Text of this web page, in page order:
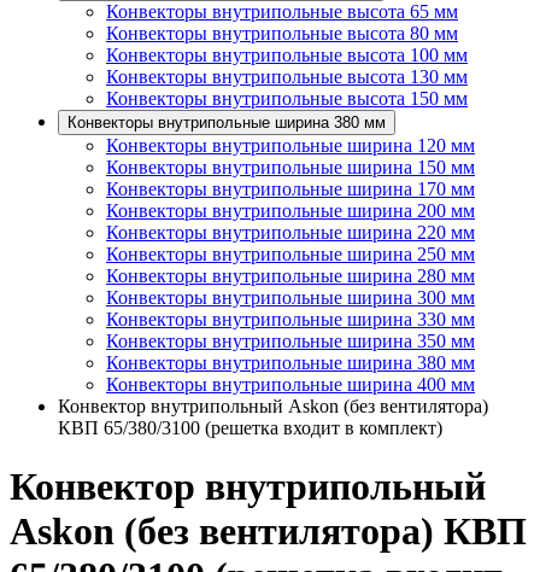
Конвекторы внутрипольные высота 65 мм
Конвекторы внутрипольные высота 80 мм
Конвекторы внутрипольные высота 100 мм
Конвекторы внутрипольные высота 130 мм
Конвекторы внутрипольные высота 150 мм
Конвекторы внутрипольные ширина 380 мм
Конвекторы внутрипольные ширина 120 мм
Конвекторы внутрипольные ширина 150 мм
Конвекторы внутрипольные ширина 170 мм
Конвекторы внутрипольные ширина 200 мм
Конвекторы внутрипольные ширина 220 мм
Конвекторы внутрипольные ширина 250 мм
Конвекторы внутрипольные ширина 280 мм
Конвекторы внутрипольные ширина 300 мм
Конвекторы внутрипольные ширина 330 мм
Конвекторы внутрипольные ширина 350 мм
Конвекторы внутрипольные ширина 380 мм
Конвекторы внутрипольные ширина 400 мм
Конвектор внутрипольный Askon (без вентилятора)
КВП 65/380/3100 (решетка входит в комплект)
Конвектор внутрипольный
Askon (без вентилятора) КВП